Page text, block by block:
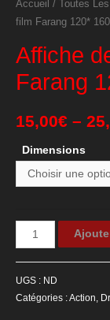
Accueil / Toutes
film Farang 120*
Affiche
Farang
15,00€ –
Dimensions
quantité
de
UGS : ND
Catégories :Action,